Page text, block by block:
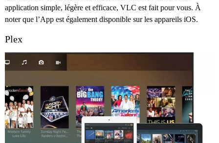
application simple, légère et efficace, VLC est fait pour vous. À
noter que l’App est également disponible sur les appareils iOS.
Plex